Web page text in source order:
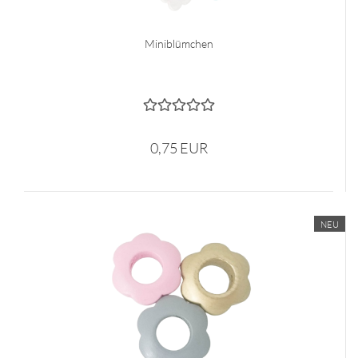
Miniblümchen
0,75 EUR
NEU